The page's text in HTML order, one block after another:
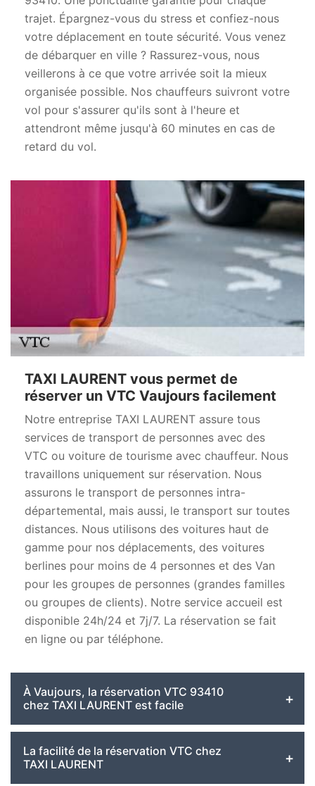
trajet. Épargnez-vous du stress et confiez-nous
votre déplacement en toute sécurité. Vous venez
de débarquer en ville ? Rassurez-vous, nous
veillerons à ce que votre arrivée soit la mieux
organisée possible. Nos chauffeurs suivront votre
vol pour s'assurer qu'ils sont à l'heure et
attendront même jusqu'à 60 minutes en cas de
retard du vol.
TAXI LAURENT vous permet de
réserver un VTC Vaujours facilement
Notre entreprise TAXI LAURENT assure tous
services de transport de personnes avec des
VTC ou voiture de tourisme avec chauffeur. Nous
travaillons uniquement sur réservation. Nous
assurons le transport de personnes intra-
départemental, mais aussi, le transport sur toutes
distances. Nous utilisons des voitures haut de
gamme pour nos déplacements, des voitures
berlines pour moins de 4 personnes et des Van
pour les groupes de personnes (grandes familles
ou groupes de clients). Notre service accueil est
disponible 24h/24 et 7j/7. La réservation se fait
en ligne ou par téléphone.
À Vaujours, la réservation VTC 93410
chez TAXI LAURENT est facile
La facilité de la réservation VTC chez
TAXI LAURENT